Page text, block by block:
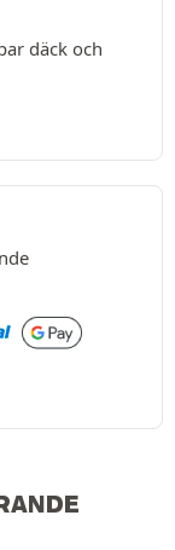
däck och